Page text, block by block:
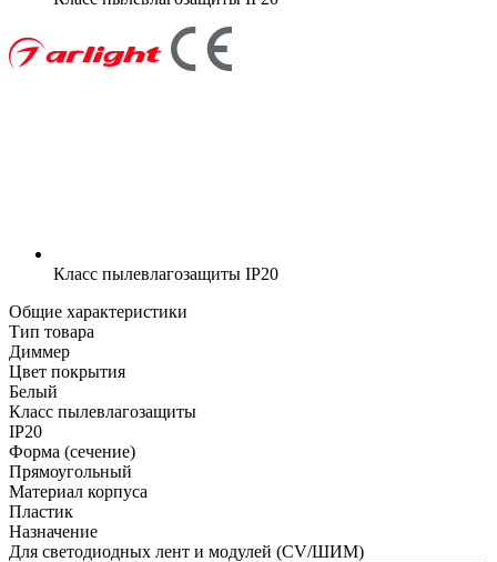
Класс пылевлагозащиты IP20
Общие характеристики
Тип товара
Диммер
Цвет покрытия
Белый
Класс пылевлагозащиты
IP20
Форма (сечение)
Прямоугольный
Материал корпуса
Пластик
Назначение
Для светодиодных лент и модулей (CV/ШИМ)